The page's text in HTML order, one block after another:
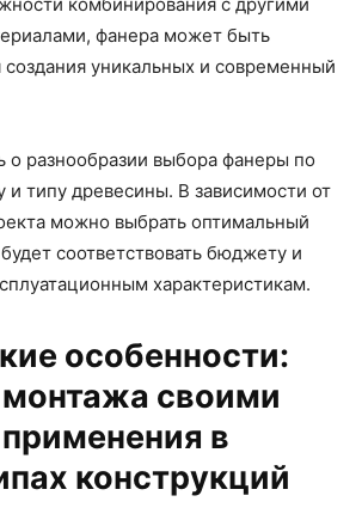
фанера может быть
создания уникальных и современный
о разнообразии выбора фанеры по
типу древесины. В зависимости от
можно выбрать оптимальный
соответствовать бюджету и
характеристикам.
особенности:
монтажа своими
в
конструкций